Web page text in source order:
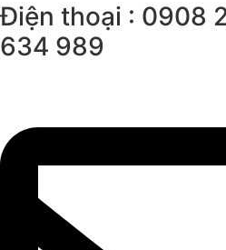
Điện thoại : 0908
634 989